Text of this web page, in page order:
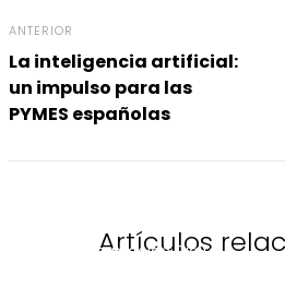
ANTERIOR
La inteligencia artificial:
un impulso para las
PYMES españolas
Artículos
Transformación Digital